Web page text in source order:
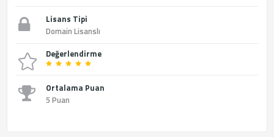
Lisans Tipi
Domain Lisanslı
Değerlendirme
Ortalama Puan
5 Puan